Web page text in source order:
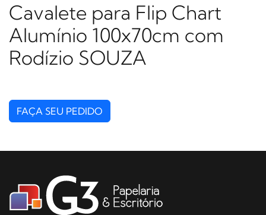
Cavalete para Flip Chart
Alumínio 100x70cm com
Rodízio SOUZA
FAÇA SEU PEDIDO